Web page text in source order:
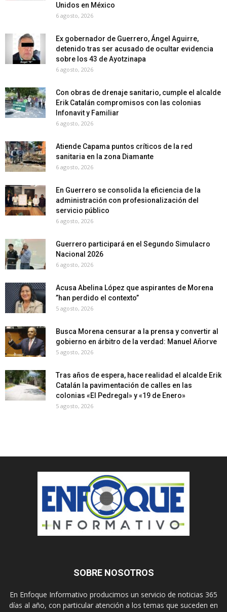
Unidos en México
6 agosto, 2026
Ex gobernador de Guerrero, Ángel Aguirre,
detenido tras ser acusado de ocultar evidencia
sobre los 43 de Ayotzinapa
6 agosto, 2026
Con obras de drenaje sanitario, cumple el alcalde
Erik Catalán compromisos con las colonias
Infonavit y Familiar
6 agosto, 2026
Atiende Capama puntos críticos de la red
sanitaria en la zona Diamante
6 agosto, 2026
En Guerrero se consolida la eficiencia de la
administración con profesionalización del
servicio público
6 agosto, 2026
Guerrero participará en el Segundo Simulacro
Nacional 2026
6 agosto, 2026
Acusa Abelina López que aspirantes de Morena
”han perdido el contexto”
5 agosto, 2026
Busca Morena censurar a la prensa y convertir al
gobierno en árbitro de la verdad: Manuel Añorve
5 agosto, 2026
Tras años de espera, hace realidad el alcalde Erik
Catalán la pavimentación de calles en las
colonias «El Pedregal» y «19 de Enero»
5 agosto, 2026
SOBRE NOSOTROS
En Enfoque Informativo producimos un servicio de noticias 365
días al año, con particular atención a los temas que suceden en